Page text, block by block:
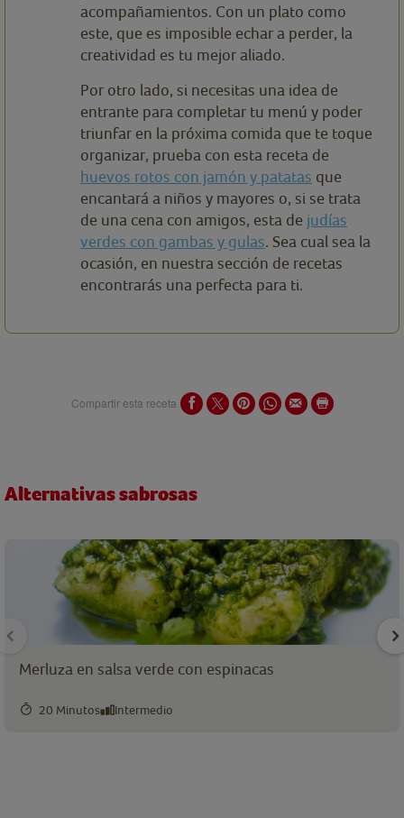
acompañamientos. Con un plato como
este, que es imposible echar a perder, la
creatividad es tu mejor aliado.
Por otro lado, si necesitas una idea de
entrante para completar tu menú y poder
triunfar en la próxima comida que te toque
organizar, prueba con esta receta de
huevos rotos con jamón y patatas que
encantará a niños y mayores o, si se trata
de una cena con amigos, esta de judías
verdes con gambas y gulas. Sea cual sea la
ocasión, en nuestra sección de recetas
encontrarás una perfecta para ti.
Compartir esta receta
Alternativas sabrosas
Merluza en salsa verde con espinacas
20 Minutos Intermedio